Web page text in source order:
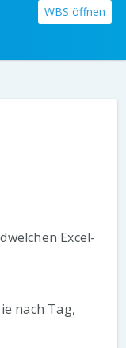
WBS öffnen
Excel-
nach Tag,